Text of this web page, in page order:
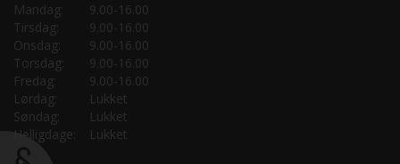
Mandag:
9.00-16.00
Tirsdag:
9.00-16.00
Onsdag:
9.00-16.00
Torsdag:
9.00-16.00
Fredag:
9.00-16.00
Lørdag:
Lukket
Søndag:
Lukket
Helligdage:
Lukket